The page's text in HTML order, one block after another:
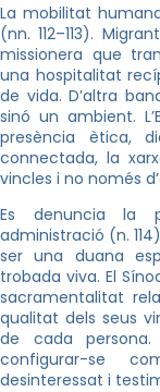
La mobilitat
(nn. 112–113).
missionera que
una hospitalitat
de vida. D’altra
sinó un ambient.
presència ètica,
connectada, la
vincles i no només
Es denuncia la
administració (n.
ser una duana
trobada viva. El
sacramentalitat
qualitat dels seus
de cada
configurar-se
desinteressat i